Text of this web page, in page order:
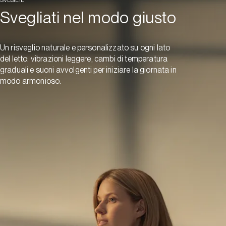
Svegliati nel modo giusto
Un risveglio naturale e personalizzato su ogni lato
del letto: vibrazioni leggere, cambi di temperatura
graduali e suoni avvolgenti per iniziare la giornata in
modo armonioso.